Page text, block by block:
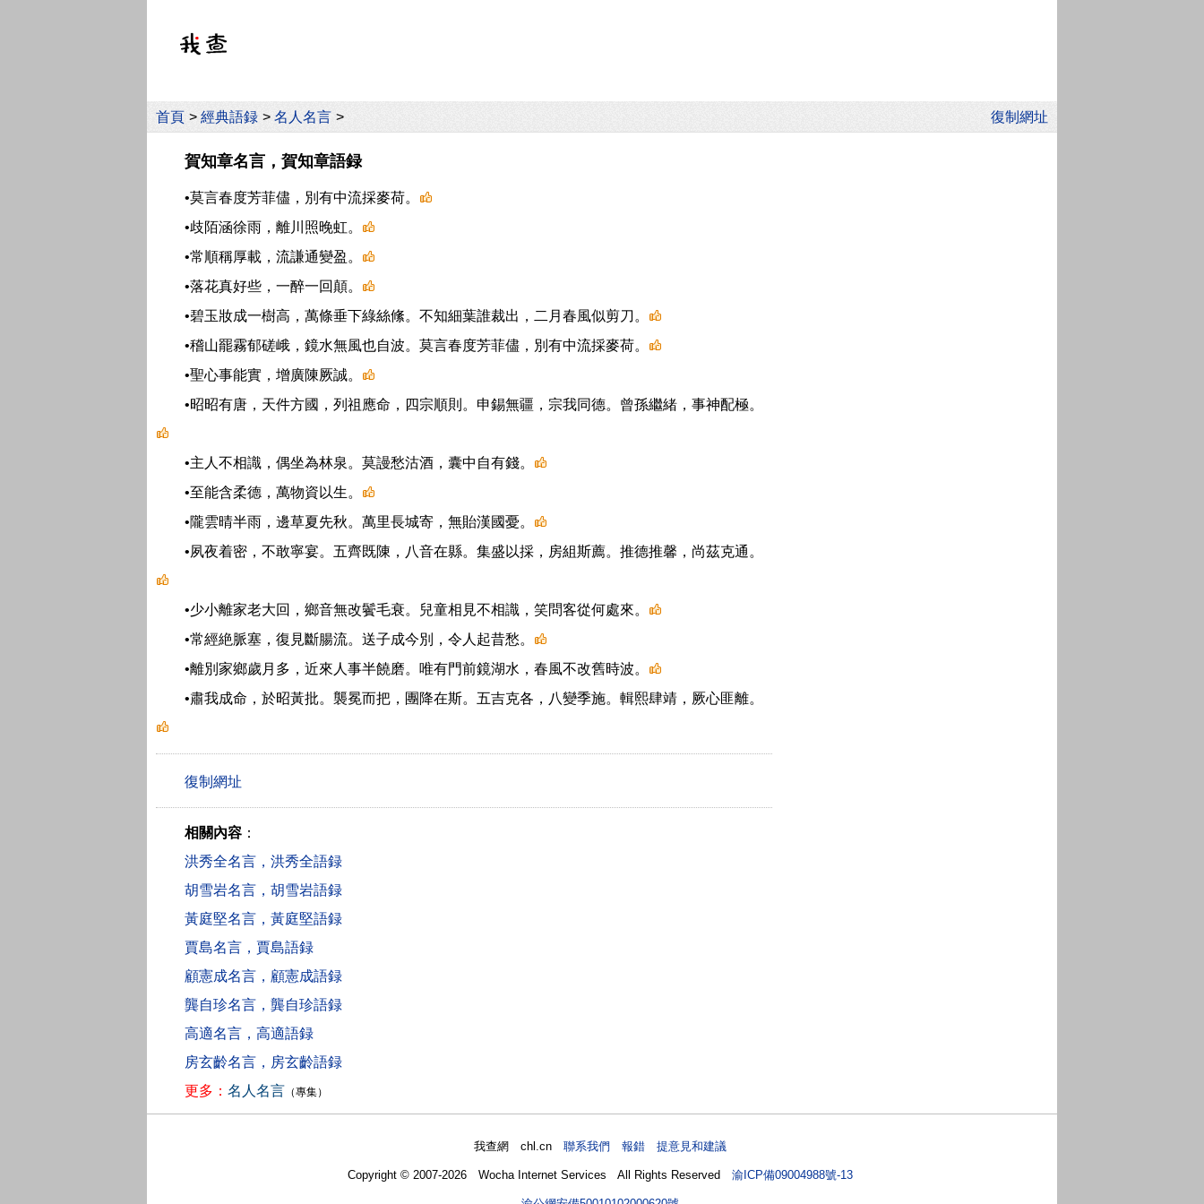
首頁 > 經典語録 > 名人名言 >
賀知章名言，賀知章語録
•莫言春度芳菲儘，別有中流採麥荷。
•歧陌涵徐雨，離川照晚虹。
•常順稱厚載，流謙通變盈。
•落花真好些，一醉一回顛。
•碧玉妝成一樹高，萬條垂下綠絲絛。不知細葉誰裁出，二月春風似剪刀。
•稽山罷霧郁磋峨，鏡水無風也自波。莫言春度芳菲儘，別有中流採麥荷。
•聖心事能實，增廣陳厥誠。
•昭昭有唐，天件方國，列祖應命，四宗順則。申錫無疆，宗我同德。曾孫繼緒，事神配極。
•主人不相識，偶坐為林泉。莫謾愁沽酒，囊中自有錢。
•至能含柔德，萬物資以生。
•隴雲晴半雨，邊草夏先秋。萬里長城寄，無貽漢國憂。
•夙夜着密，不敢寧宴。五齊既陳，八音在縣。集盛以採，房組斯薦。推德推馨，尚茲克通。
•少小離家老大回，鄉音無改鬢毛衰。兒童相見不相識，笑問客從何處來。
•常經絶脈塞，復見斷腸流。送子成今別，令人起昔愁。
•離別家鄉歲月多，近來人事半饒磨。唯有門前鏡湖水，春風不改舊時波。
•肅我成命，於昭黃批。襲冕而把，團降在斯。五吉克各，八變季施。輯熙肆靖，厥心匪離。
相關內容 ：
洪秀全名言，洪秀全語録
胡雪岩名言，胡雪岩語録
黃庭堅名言，黃庭堅語録
賈島名言，賈島語録
顧憲成名言，顧憲成語録
龔自珍名言，龔自珍語録
高適名言，高適語録
房玄齡名言，房玄齡語録
更多： 名人名言 （專集）
我查網 chl.cn聯系我們 報錯 提意見和建議
Copyright © 2007-2026 Wocha Internet Services All Rights Reserved渝ICP備09004988號-13